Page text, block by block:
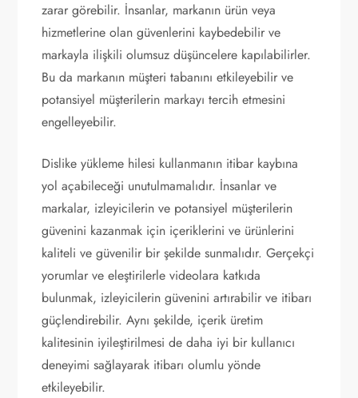
zarar görebilir. İnsanlar, markanın ürün veya
hizmetlerine olan güvenlerini kaybedebilir ve
markayla ilişkili olumsuz düşüncelere kapılabilirler.
Bu da markanın müşteri tabanını etkileyebilir ve
potansiyel müşterilerin markayı tercih etmesini
engelleyebilir.
Dislike yükleme hilesi kullanmanın itibar kaybına
yol açabileceği unutulmamalıdır. İnsanlar ve
markalar, izleyicilerin ve potansiyel müşterilerin
güvenini kazanmak için içeriklerini ve ürünlerini
kaliteli ve güvenilir bir şekilde sunmalıdır. Gerçekçi
yorumlar ve eleştirilerle videolara katkıda
bulunmak, izleyicilerin güvenini artırabilir ve itibarı
güçlendirebilir. Aynı şekilde, içerik üretim
kalitesinin iyileştirilmesi de daha iyi bir kullanıcı
deneyimi sağlayarak itibarı olumlu yönde
etkileyebilir.